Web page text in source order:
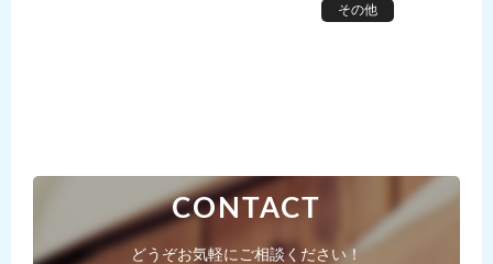
その他
CONTACT
どうぞお気軽にご相談ください！